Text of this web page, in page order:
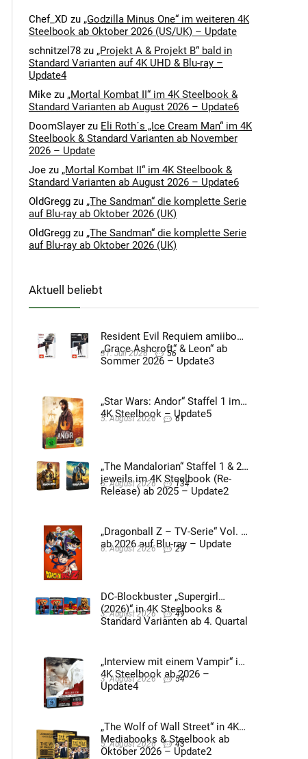
Chef_XD zu „Godzilla Minus One“ im weiteren 4K
Steelbook ab Oktober 2026 (US/UK) – Update
schnitzel78 zu „Projekt A & Projekt B“ bald in
Standard Varianten auf 4K UHD & Blu-ray –
Update4
Mike zu „Mortal Kombat II“ im 4K Steelbook &
Standard Varianten ab August 2026 – Update6
DoomSlayer zu Eli Roth´s „Ice Cream Man“ im 4K
Steelbook & Standard Varianten ab November
2026 – Update
Joe zu „Mortal Kombat II“ im 4K Steelbook &
Standard Varianten ab August 2026 – Update6
OldGregg zu „The Sandman“ die komplette Serie
auf Blu-ray ab Oktober 2026 (UK)
OldGregg zu „The Sandman“ die komplette Serie
auf Blu-ray ab Oktober 2026 (UK)
Aktuell beliebt
Resident Evil Requiem amiibo
„Grace Ashcroft“ & Leon“ ab
Sommer 2026 – Update3
31. Juli 2026 56
„Star Wars: Andor“ Staffel 1 im
4K Steelbook – Update5
5. August 2026 61
„The Mandalorian“ Staffel 1 & 2
jeweils im 4K Steelbook (Re-
Release) ab 2025 – Update2
5. August 2026 134
„Dragonball Z – TV-Serie“ Vol. 4
ab 2026 auf Blu-ray – Update
6. August 2026 29
DC-Blockbuster „Supergirl
(2026)“ in 4K Steelbooks &
Standard Varianten ab 4. Quartal
3. August 2026 49
„Interview mit einem Vampir“ im
4K Steelbook ab 2026 –
Update4
3. August 2026 54
„The Wolf of Wall Street“ in 4K
Mediabooks & Steelbook ab
Oktober 2026 – Update2
5. August 2026 43